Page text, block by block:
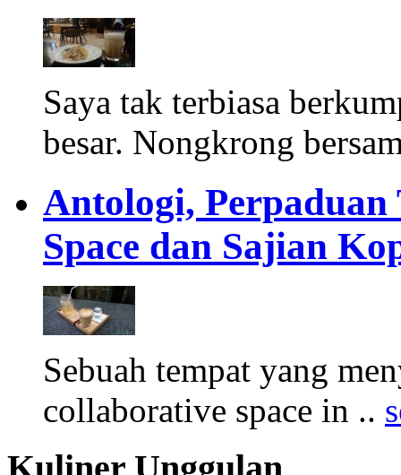
Saya tak terbiasa
besar. Nongkrong
Antologi,
Space dan Sajian
Sebuah tempat yang
collaborative space in ..